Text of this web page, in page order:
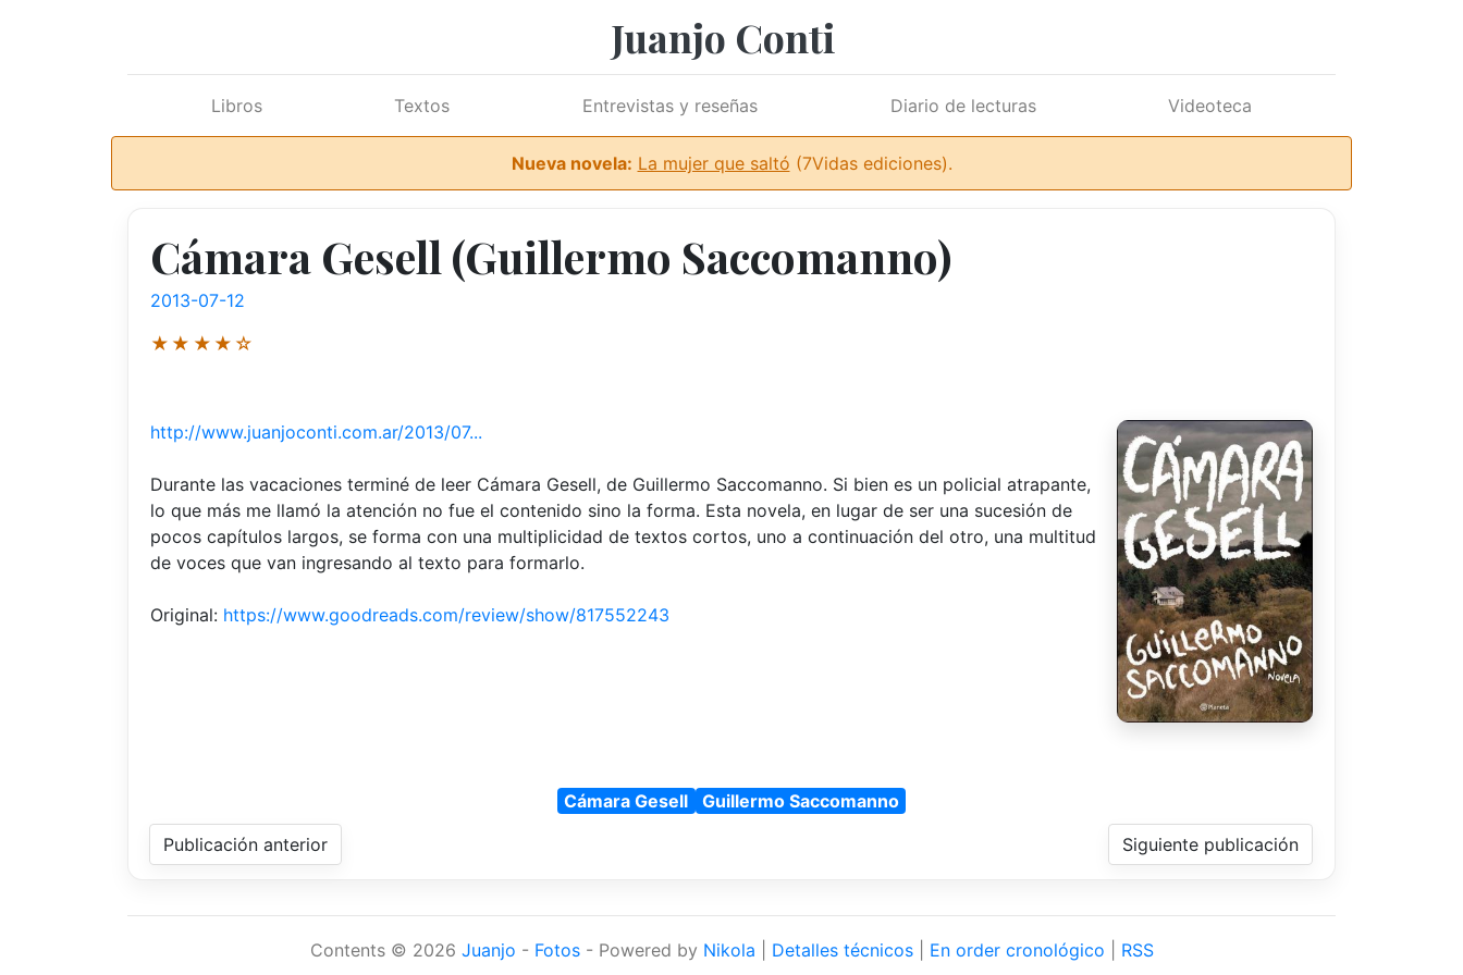
Juanjo Conti
Libros Textos Entrevistas y reseñas Diario de lecturas Videoteca
Nueva novela: La mujer que saltó (7Vidas ediciones).
Cámara Gesell (Guillermo Saccomanno)
2013-07-12
★★★★☆
http://www.juanjoconti.com.ar/2013/07...
Durante las vacaciones terminé de leer Cámara Gesell, de Guillermo Saccomanno. Si bien es un policial atrapante,
lo que más me llamó la atención no fue el contenido sino la forma. Esta novela, en lugar de ser una sucesión de
pocos capítulos largos, se forma con una multiplicidad de textos cortos, uno a continuación del otro, una multitud
de voces que van ingresando al texto para formarlo.
Original: https://www.goodreads.com/review/show/817552243
Cámara Gesell
Guillermo Saccomanno
Publicación anterior
Siguiente publicación
Contents © 2026 Juanjo - Fotos- Powered by Nikola Detalles técnicos| En order cronológico RSS